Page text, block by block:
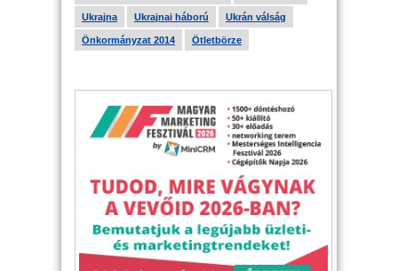
Ukrajna Ukrajnai háború Ukrán válság
Önkormányzat 2014 Ötletbörze